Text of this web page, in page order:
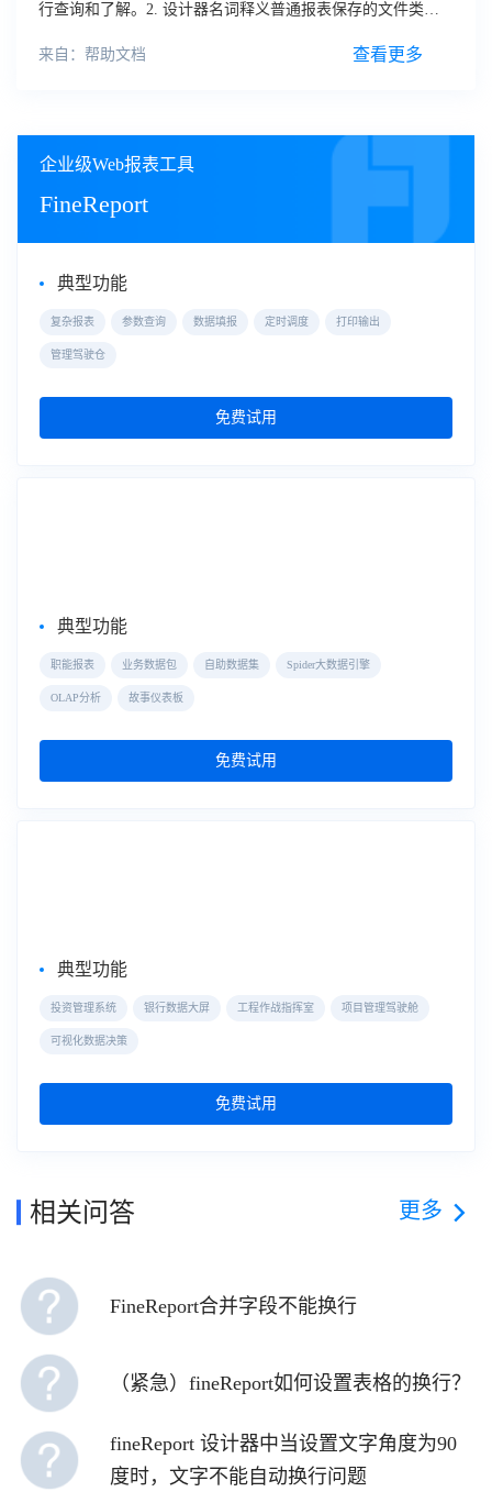
行查询和了解。2. 设计器名词释义普通报表保存的文件类型
果，可进行参数
来自：帮助文档 查看更多
企业级Web报表工具
FineReport
典型功能
复杂报表 参数查询 数据填报 定时调度 打印输出
管理驾驶仓
免费试用
典型功能
职能报表 业务数据包 自助数据集 Spider大数据引擎
OLAP分析 故事仪表板
免费试用
典型功能
投资管理系统 银行数据大屏 工程作战指挥室 项目管理驾驶舱
可视化数据决策
免费试用
相关问答 更多
FineReport合并字段不能换行
（紧急）fineReport如何设置表格的换行？
fineReport 设计器中当设置文字角度为90
度时，文字不能自动换行问题